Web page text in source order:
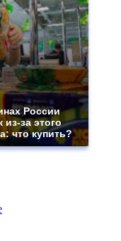
России
из-за этого
что купить?